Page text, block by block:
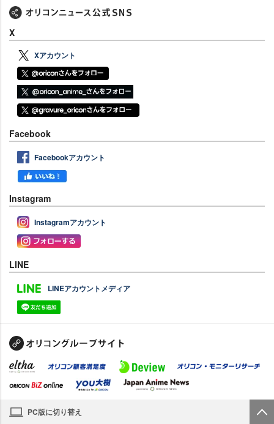
X
Xアカウント
Facebook
Facebookアカウント
Instagram
Instagramアカウント
LINE
LINEアカウントメディア
PC版に切り替え